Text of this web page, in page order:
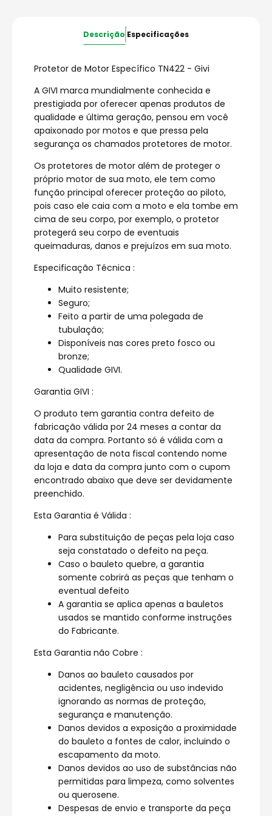
Descrição Especificações
Protetor de Motor Específico TN422 - Givi
A GIVI marca mundialmente conhecida e
prestigiada por oferecer apenas produtos de
qualidade e última geração, pensou em você
apaixonado por motos e que pressa pela
segurança os chamados protetores de motor.
Os protetores de motor além de proteger o
próprio motor de sua moto, ele tem como
função principal oferecer proteção ao piloto,
pois caso ele caia com a moto e ela tombe em
cima de seu corpo, por exemplo, o protetor
protegerá seu corpo de eventuais
queimaduras, danos e prejuízos em sua moto.
Especificação Técnica :
Muito resistente;
Seguro;
Feito a partir de uma polegada de
tubulação;
Disponíveis nas cores preto fosco ou
bronze;
Qualidade GIVI.
Garantia GIVI :
O produto tem garantia contra defeito de
fabricação válida por 24 meses a contar da
data da compra. Portanto só é válida com a
apresentação de nota fiscal contendo nome
da loja e data da compra junto com o cupom
encontrado abaixo que deve ser devidamente
preenchido.
Esta Garantia é Válida :
Para substituição de peças pela loja caso
seja constatado o defeito na peça.
Caso o bauleto quebre, a garantia
somente cobrirá as peças que tenham o
eventual defeito
A garantia se aplica apenas a bauletos
usados se mantido conforme instruções
do Fabricante.
Esta Garantia não Cobre :
Danos ao bauleto causados por
acidentes, negligência ou uso indevido
ignorando as normas de proteção,
segurança e manutenção.
Danos devidos a exposição a proximidade
do bauleto a fontes de calor, incluindo o
escapamento da moto.
Danos devidos ao uso de substâncias não
permitidas para limpeza, como solventes
ou querosene.
Despesas de envio e transporte da peça